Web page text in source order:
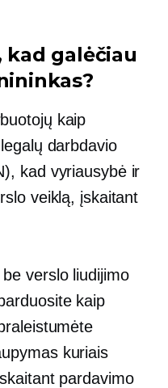
kad galėčiau
kaip
darbdavio
kad vyriausybė ir
veiklą, įskaitant
verslo liudijimo
kaip
kuriais
pardavimo